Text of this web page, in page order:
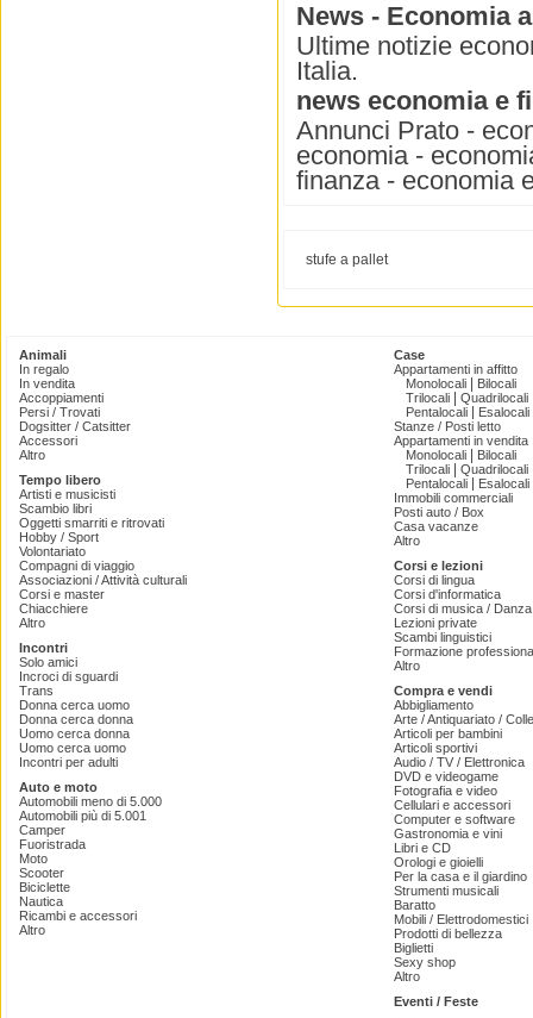
News - Economia
Ultime notizie
Italia.
news economia e
Annunci Prato -
economia -
finanza - economia
stufe a pallet
Animali
In regalo
In vendita
Accoppiamenti
Persi / Trovati
Dogsitter / Catsitter
Accessori
Altro
Tempo libero
Artisti e musicisti
Scambio libri
Oggetti smarriti e ritrovati
Hobby / Sport
Volontariato
Compagni di viaggio
Associazioni / Attività culturali
Corsi e master
Chiacchiere
Altro
Incontri
Solo amici
Incroci di sguardi
Trans
Donna cerca uomo
Donna cerca donna
Uomo cerca donna
Uomo cerca uomo
Incontri per adulti
Auto e moto
Automobili meno di 5.000
Automobili più di 5.001
Camper
Fuoristrada
Moto
Scooter
Biciclette
Nautica
Ricambi e accessori
Altro
Case
Appartamenti in affitto
Monolocali
Bilocali
Trilocali
Quadrilocali
Pentalocali
Esalocali
Stanze / Posti letto
Appartamenti in vendita
Monolocali
Bilocali
Trilocali
Quadrilocali
Pentalocali
Esalocali
Immobili commerciali
Posti auto / Box
Casa vacanze
Altro
Corsi e lezioni
Corsi di lingua
Corsi d'informatica
Corsi di musica /
Lezioni private
Scambi linguistici
Formazione
Altro
Compra e vendi
Abbigliamento
Arte / Antiquariato /
Articoli per bambini
Articoli sportivi
Audio / TV / Elettronica
DVD e videogame
Fotografia e video
Cellulari e accessori
Computer e software
Gastronomia e vini
Libri e CD
Orologi e gioielli
Per la casa e il giardino
Strumenti musicali
Baratto
Mobili / Elettrodomestici
Prodotti di bellezza
Biglietti
Sexy shop
Altro
Eventi / Feste